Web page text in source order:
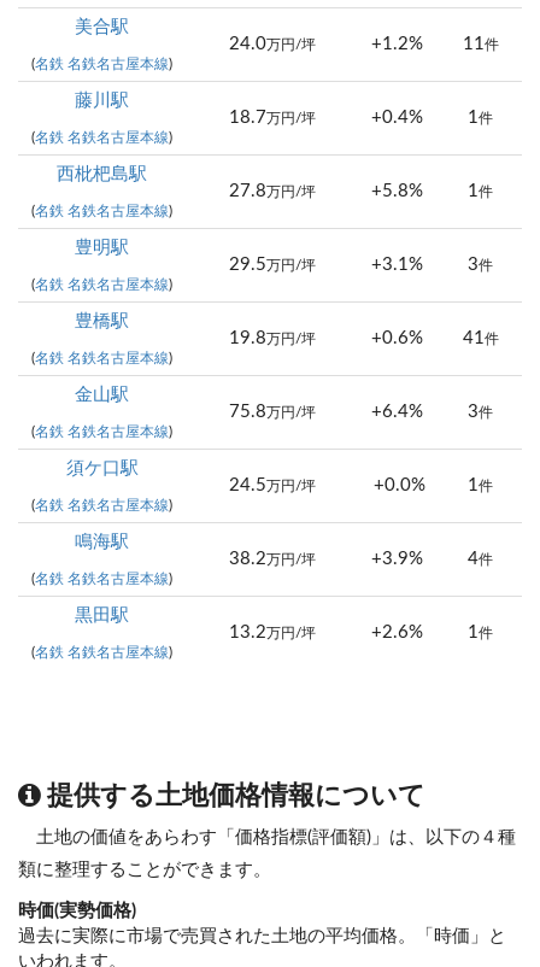
美合駅
(名鉄 名鉄名古屋本線)
24.0万円/坪 +1.2% 11件
藤川駅
(名鉄 名鉄名古屋本線)
18.7万円/坪 +0.4% 1件
西枇杷島駅
(名鉄 名鉄名古屋本線)
27.8万円/坪 +5.8% 1件
豊明駅
(名鉄 名鉄名古屋本線)
29.5万円/坪 +3.1% 3件
豊橋駅
(名鉄 名鉄名古屋本線)
19.8万円/坪 +0.6% 41件
金山駅
(名鉄 名鉄名古屋本線)
75.8万円/坪 +6.4% 3件
須ケ口駅
(名鉄 名鉄名古屋本線)
24.5万円/坪 +0.0% 1件
鳴海駅
(名鉄 名鉄名古屋本線)
38.2万円/坪 +3.9% 4件
黒田駅
(名鉄 名鉄名古屋本線)
13.2万円/坪 +2.6% 1件
提供する土地価格情報について
土地の価値をあらわす「価格指標(評価額)」は、以下の４種
類に整理することができます。
時価(実勢価格)
過去に実際に市場で売買された土地の平均価格。「時価」と
いわれます。